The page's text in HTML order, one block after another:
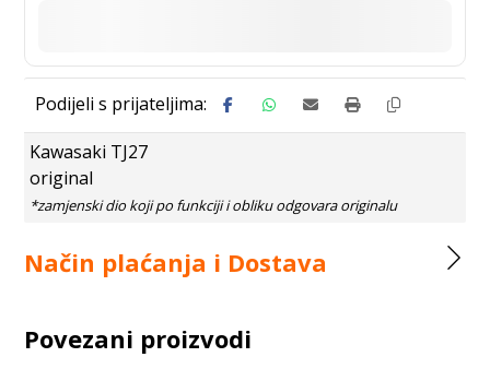
Kawasaki TJ27
original
Način plaćanja i Dostava
Povezani proizvodi